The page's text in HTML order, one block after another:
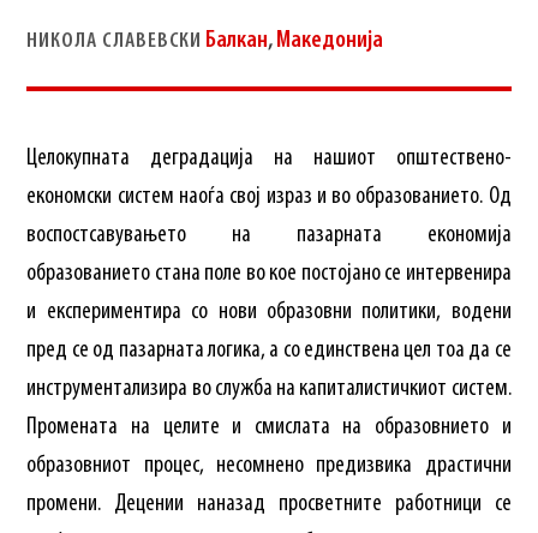
НИКОЛА СЛАВЕВСКИ Балкан,Македонија
Целокупната деградација на нашиот општествено-
економски систем наоѓа свој израз и во образованието. Од
воспостсавувањето на пазарната економија
образованието стана поле во кое постојано се интервенира
и експериментира со нови образовни политики, водени
пред се од пазарната логика, а со единствена цел тоа да се
инструментализира во служба на капиталистичкиот систем.
Промената на целите и смислата на образовнието и
образовниот процес, несомнено предизвика драстични
промени. Децении наназад просветните работници се